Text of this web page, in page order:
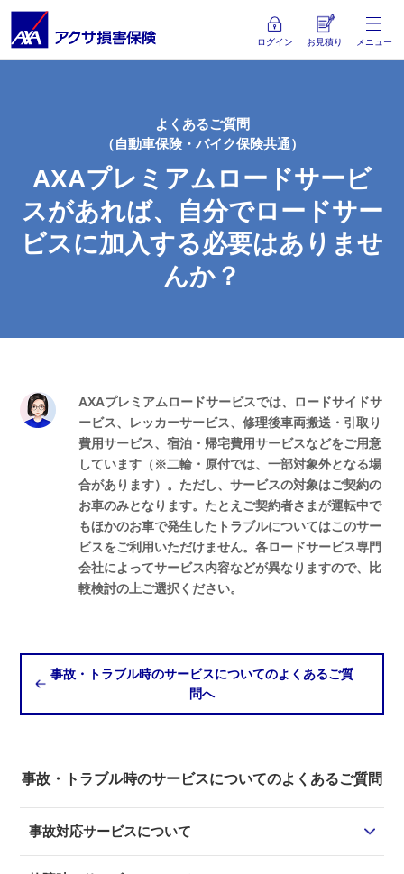
ログイン お見積り メニュー
よくあるご質問
（自動車保険・バイク保険共通）
AXAプレミアムロードサービ
スがあれば、自分でロードサー
ビスに加入する必要はありませ
んか？
AXAプレミアムロードサービスでは、ロードサイドサ
ービス、レッカーサービス、修理後車両搬送・引取り
費用サービス、宿泊・帰宅費用サービスなどをご用意
しています（※二輪・原付では、一部対象外となる場
合があります）。ただし、サービスの対象はご契約の
お車のみとなります。たとえご契約者さまが運転中で
もほかのお車で発生したトラブルについてはこのサー
ビスをご利用いただけません。各ロードサービス専門
会社によってサービス内容などが異なりますので、比
較検討の上ご選択ください。
事故・トラブル時のサービスについてのよくあるご質
問へ
事故・トラブル時のサービスについてのよくあるご質問
事故対応サービスについて